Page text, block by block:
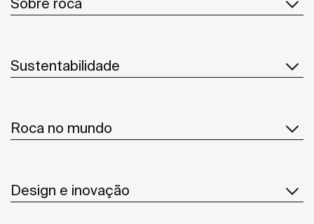
Sustentabilidade
Roca no mundo
Design e inovação